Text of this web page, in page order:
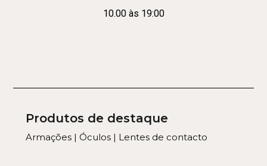
10.00 às 19:00
Produtos de destaque
Armações | Óculos | Lentes de contacto